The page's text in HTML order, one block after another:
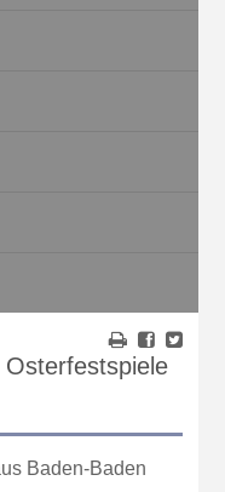
Baden-Baden